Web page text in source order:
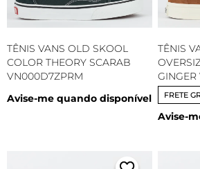
TÊNIS VANS OLD SKOOL
COLOR THEORY SCARAB
VN000D7ZPRM
Avise-me quando disponível
TÊNIS
GINGER
FRETE
Avise-